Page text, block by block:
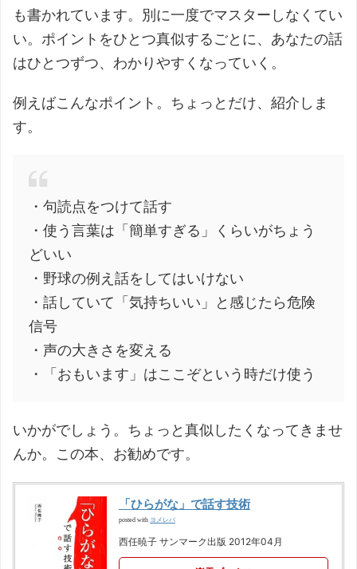
も書かれています。別に一度でマスターしなくてい
い。ポイントをひとつ真似するごとに、あなたの話
はひとつずつ、わかりやすくなっていく。
例えばこんなポイント。ちょっとだけ、紹介しま
す。
・句読点をつけて話す
・使う言葉は「簡単すぎる」くらいがちょう
どいい
・野球の例え話をしてはいけない
・話していて「気持ちいい」と感じたら危険
信号
・声の大きさを変える
・「おもいます」はここぞという時だけ使う
いかがでしょう。ちょっと真似したくなってきませ
んか。この本、お勧めです。
「ひらがな」で話す技術
posted with ヨメレバ
西任暁子 サンマーク出版 2012年04月